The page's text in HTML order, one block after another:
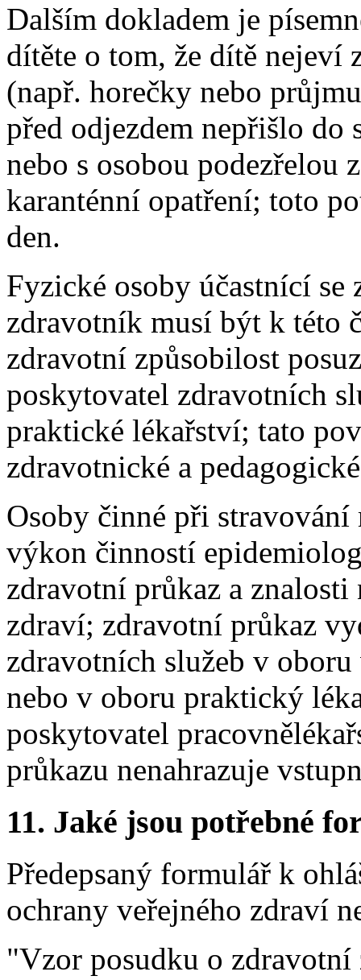
Dalším dokladem je
dítěte o tom, že dítě nejeví
(např. horečky nebo
před odjezdem nepřišlo
nebo s osobou podezřelou
karanténní opatření; toto
den.
Fyzické osoby účastnící se
zdravotník musí být k této
zdravotní způsobilost
poskytovatel zdravotních
praktické lékařství; tato
zdravotnické a
Osoby činné při
výkon činností
zdravotní průkaz a znalosti
zdraví; zdravotní průkaz
zdravotních služeb v
nebo v oboru praktický
poskytovatel
průkazu nenahrazuje
11. Jaké jsou potřebné
Předepsaný formulář k
ochrany veřejného zdraví
"Vzor posudku o